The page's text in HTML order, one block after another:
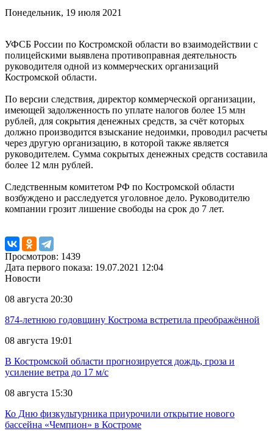
Понедельник, 19 июля 2021
УФСБ России по Костромской области во взаимодействии с
полицейскими выявлена противоправная деятельность
руководителя одной из коммерческих организаций
Костромской области.
По версии следствия, директор коммерческой организации,
имеющей задолженность по уплате налогов более 15 млн
рублей, для сокрытия денежных средств, за счёт которых
должно производится взыскание недоимки, проводил расчеты
через другую организацию, в которой также является
руководителем. Сумма сокрытых денежных средств составила
более 12 млн рублей.
Следственным комитетом РФ по Костромской области
возбуждено и расследуется уголовное дело. Руководителю
компании грозит лишение свободы на срок до 7 лет.
Просмотров: 1439
Дата первого показа: 19.07.2021 12:04
Новости
08 августа 20:30
874-летнюю годовщину Кострома встретила преображённой
08 августа 19:01
В Костромской области прогнозируется дождь, гроза и
усиление ветра до 17 м/с
08 августа 15:30
Ко Дню физкультурника приурочили открытие нового
бассейна «Чемпион» в Костроме